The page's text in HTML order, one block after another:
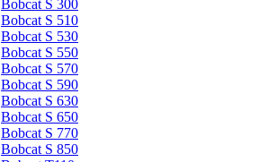
Bobcat S 300
Bobcat S 510
Bobcat S 530
Bobcat S 550
Bobcat S 570
Bobcat S 590
Bobcat S 630
Bobcat S 650
Bobcat S 770
Bobcat S 850